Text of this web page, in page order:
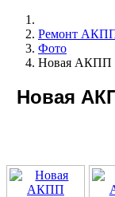
Ремонт
Фото
Новая АКПП
Новая